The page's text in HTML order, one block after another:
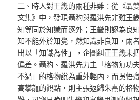
二、時人對王畿的兩種非難：從《聶
文集》中，發現聶豹與羅洪先非難王
知等同於知識而逐外；王畿則認為良
知不能外於知覺，然知識非良知，兩
出以「知識為性」，企圖糾正王畿未
偏差。聶豹、羅洪先力主「格物無功
不過」的格物說為重外輕內，而吳悟
高攀龍的觀點，則主張返歸朱熹的格